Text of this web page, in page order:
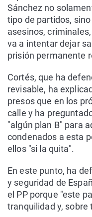
Sánchez no
tipo de partidos,
asesinos,
va a intentar dejar
prisión permanente
Cortés, que ha
revisable, ha
presos que en los
calle y ha
"algún plan B" para
condenados a esta
ellos "si la quita".
En este punto, ha
y seguridad de
el PP porque "este
tranquilidad y, sobre